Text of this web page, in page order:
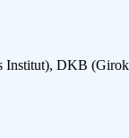
Institut), DKB